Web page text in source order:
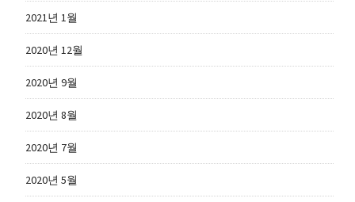
2021년 1월
2020년 12월
2020년 9월
2020년 8월
2020년 7월
2020년 5월